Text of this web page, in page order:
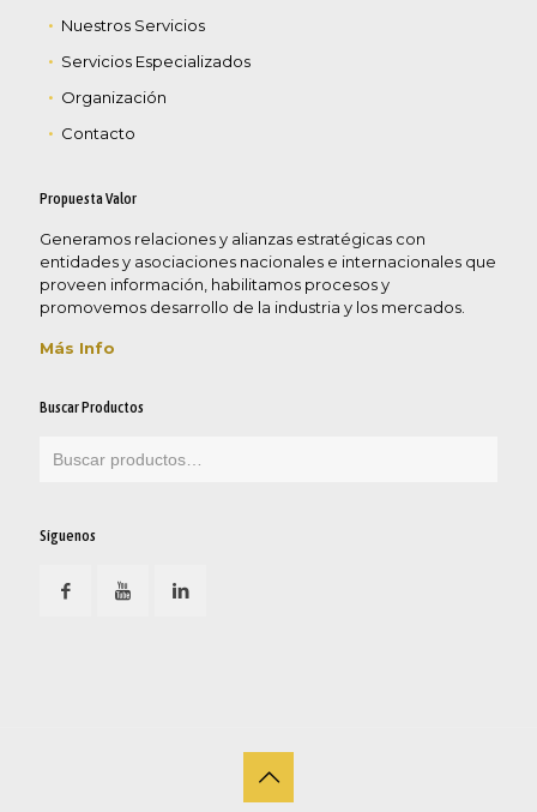
Nuestros Servicios
Servicios Especializados
Organización
Contacto
Propuesta Valor
Generamos relaciones y alianzas estratégicas con
entidades y asociaciones nacionales e internacionales que
proveen información, habilitamos procesos y
promovemos desarrollo de la industria y los mercados.
Más Info
Buscar Productos
Síguenos